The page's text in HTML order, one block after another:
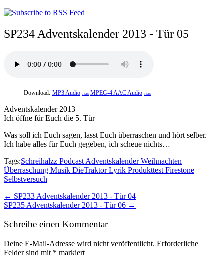
SP234 Adventskalender 2013 - Tür 05
Download: MP3 Audio 9 MB MPEG-4 AAC Audio 7 MB
Adventskalender 2013
Ich öffne für Euch die 5. Tür
Was soll ich Euch sagen, lasst Euch überraschen und hört selber.
Ich habe alles für Euch gegeben, ich scheue nichts…
Tags:Schreihalzz Podcast Adventskalender Weihnachten
Überraschung Musik DieTraktor Lyrik Produkttest Firestone
Selbstversuch
Post
navigation
← SP233 Adventskalender 2013 - Tür 04
SP235 Adventskalender 2013 - Tür 06 →
Schreibe einen Kommentar
Deine E-Mail-Adresse wird nicht veröffentlicht. Erforderliche
Felder sind mit * markiert